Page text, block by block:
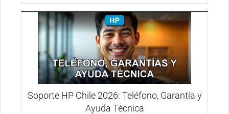
Soporte HP Chile 2026: Teléfono, Garantía y
Ayuda Técnica